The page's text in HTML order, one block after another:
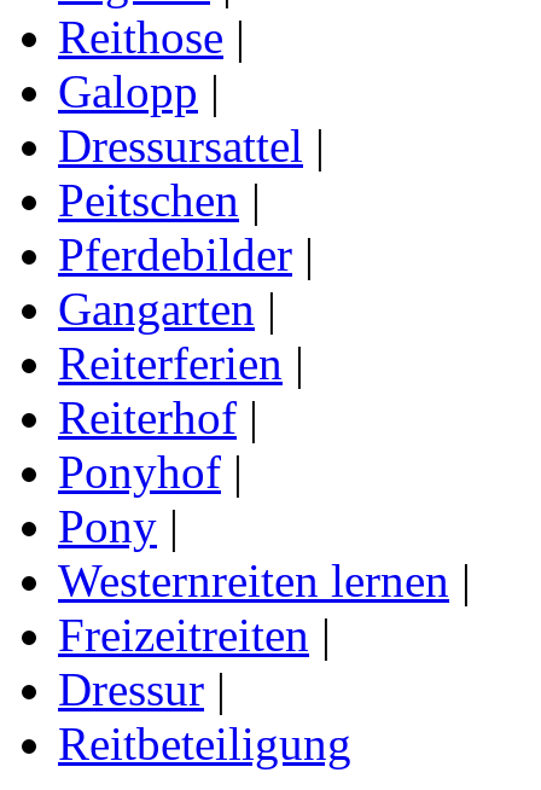
Reithose |
Galopp |
Dressursattel |
Peitschen |
Pferdebilder |
Gangarten |
Reiterferien |
Reiterhof |
Ponyhof |
Pony |
Westernreiten lernen |
Freizeitreiten |
Dressur |
Reitbeteiligung